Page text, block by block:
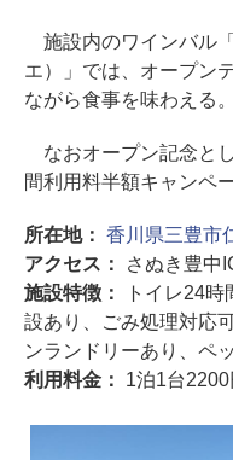
施設内のワインバル
エ）」では、オープン
ながら食事を味わえる。
なおオープン記念と
間利用料半額キャンペ
所在地： 香川県三豊市
アクセス：
さぬき豊中
施設特徴：
トイレ24
設あり、ごみ処理対応
ンランドリーあり、ペ
利用料金： 1泊1台2200